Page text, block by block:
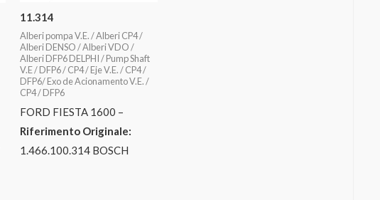
11.314
Alberi pompa V.E. / Alberi CP4 /
Alberi DENSO / Alberi VDO /
Alberi DFP6 DELPHI / Pump Shaft
V.E / DFP6 / CP4 / Eje V.E. / CP4 /
DFP6/ Exo de Acionamento V.E. /
CP4 / DFP6
FORD FIESTA 1600 –
Riferimento Originale:
1.466.100.314 BOSCH